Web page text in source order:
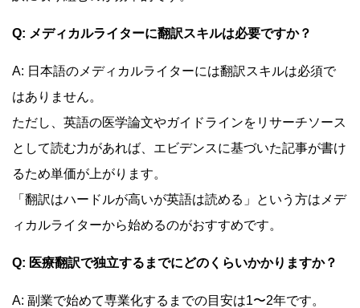
Q: メディカルライターに翻訳スキルは必要ですか？
A: 日本語のメディカルライターには翻訳スキルは必須で
はありません。
ただし、英語の医学論文やガイドラインをリサーチソース
として読む力があれば、エビデンスに基づいた記事が書け
るため単価が上がります。
「翻訳はハードルが高いが英語は読める」という方はメデ
ィカルライターから始めるのがおすすめです。
Q: 医療翻訳で独立するまでにどのくらいかかりますか？
A: 副業で始めて専業化するまでの目安は1〜2年です。